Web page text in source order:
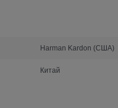
Harman Kardon (США)
Китай